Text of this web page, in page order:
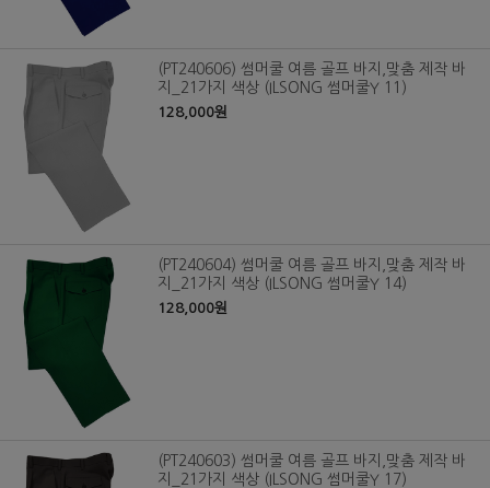
(PT240606) 썸머쿨 여름 골프 바지,맞춤 제작 바
지_21가지 색상 (ILSONG 썸머쿨Y 11)
128,000원
(PT240604) 썸머쿨 여름 골프 바지,맞춤 제작 바
지_21가지 색상 (ILSONG 썸머쿨Y 14)
128,000원
(PT240603) 썸머쿨 여름 골프 바지,맞춤 제작 바
지_21가지 색상 (ILSONG 썸머쿨Y 17)